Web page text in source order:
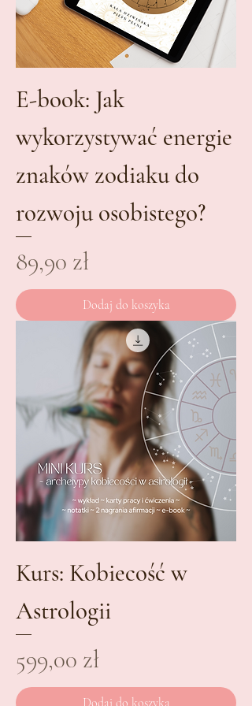
E-book: Jak
wykorzystywać energie
znaków zodiaku do
rozwoju osobistego?
Cena
89,90 zł
Dodaj do koszyka
Kurs: Kobiecość w
Astrologii
Cena
599,00 zł
Dodaj do koszyka